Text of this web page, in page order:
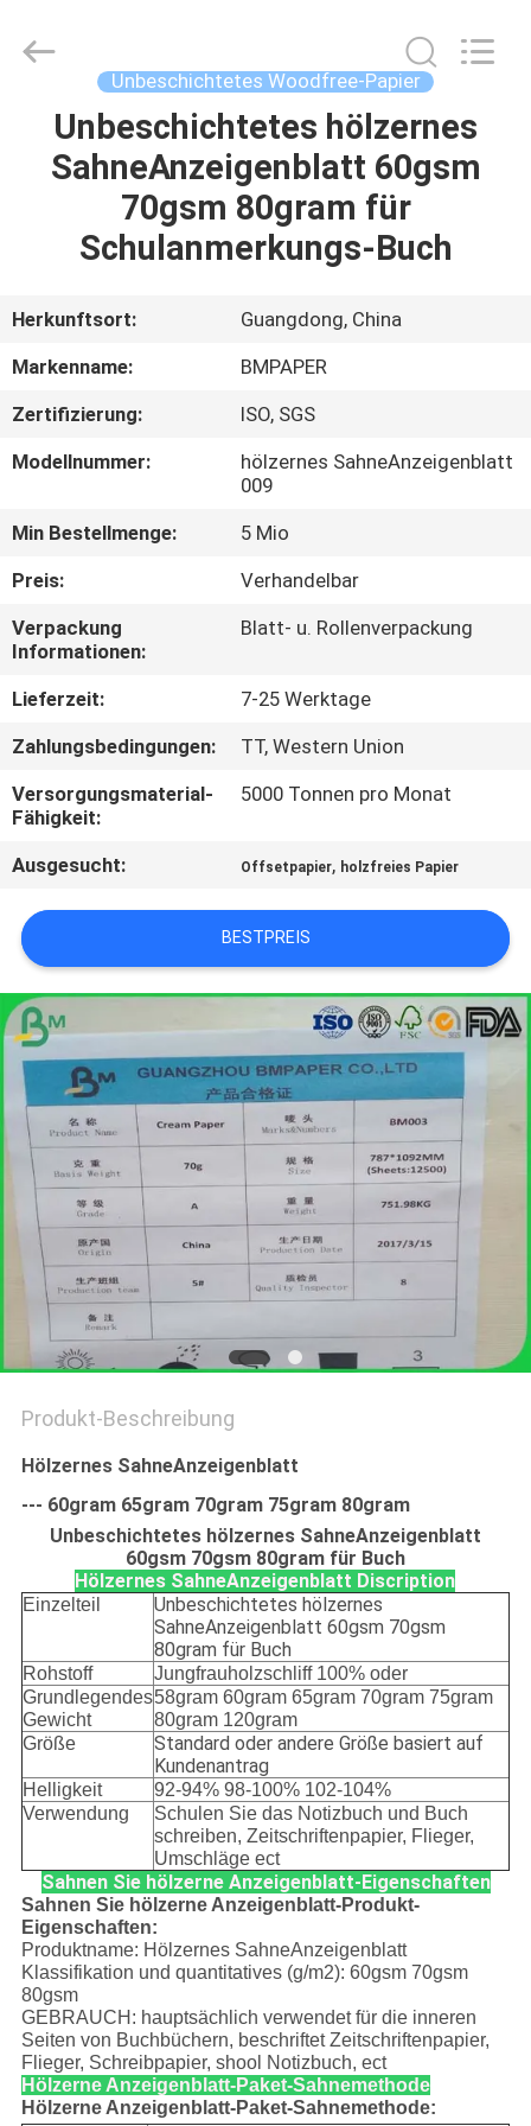
HAUSE
PRODUKTE
ÜBER
UNS
WERKSBESICHTIGUNG
KONTAKT
MIT
UNS
NEUIGKEITEN
RECHTSSACHEN
DATENSCHUTZRICHTLINIE
CO.,LTD.
Unbeschichtetes Woodfree-Papier
Unbeschichtetes hölzernes
SahneAnzeigenblatt 60gsm
70gsm 80gram für
Schulanmerkungs-Buch
Herkunftsort:
Guangdong, China
Markenname:
BMPAPER
Zertifizierung:
ISO, SGS
Modellnummer:
hölzernes SahneAnzeigenblatt
009
Min Bestellmenge:
5 Mio
Preis:
Verhandelbar
Verpackung
Informationen:
Blatt- u. Rollenverpackung
Lieferzeit:
7-25 Werktage
Zahlungsbedingungen:
TT, Western Union
Versorgungsmaterial-
Fähigkeit:
5000 Tonnen pro Monat
Ausgesucht: Offsetpapier, holzfreies Papier
BESTPREIS
Produkt-Beschreibung
Hölzernes SahneAnzeigenblatt
--- 60gram 65gram 70gram 75gram 80gram
Unbeschichtetes hölzernes SahneAnzeigenblatt
60gsm 70gsm 80gram für Buch
Hölzernes SahneAnzeigenblatt Discription
Einzelteil
Unbeschichtetes hölzernes
SahneAnzeigenblatt 60gsm 70gsm
80gram für Buch
Rohstoff
Jungfrauholzschliff 100% oder
Grundlegendes
Gewicht
58gram 60gram 65gram 70gram 75gram
80gram 120gram
Größe
Standard oder andere Größe basiert auf
Kundenantrag
Helligkeit
92-94% 98-100% 102-104%
Verwendung
Schulen Sie das Notizbuch und Buch
schreiben, Zeitschriftenpapier, Flieger,
Umschläge ect
Sahnen Sie hölzerne Anzeigenblatt-Eigenschaften
Sahnen Sie hölzerne Anzeigenblatt-Produkt-
Eigenschaften:
Produktname: Hölzernes SahneAnzeigenblatt
Klassifikation und quantitatives (g/m2): 60gsm 70gsm
80gsm
GEBRAUCH: hauptsächlich verwendet für die inneren
Seiten von Buchbüchern, beschriftet Zeitschriftenpapier,
Flieger, Schreibpapier, shool Notizbuch, ect
Hölzerne Anzeigenblatt-Paket-Sahnemethode
Hölzerne Anzeigenblatt-Paket-Sahnemethode: